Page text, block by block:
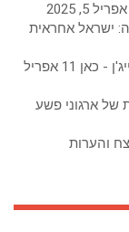
אפריל 5, 2025
ישראל אחראית
- כאן 11
אפריל
של ארגוני פשע
והערות